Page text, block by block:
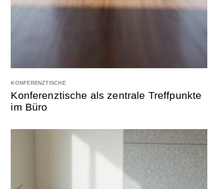
KONFERENZTISCHE
Konferenztische als zentrale Treffpunkte
im Büro